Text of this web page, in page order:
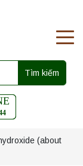
Tìm kiếm
(about